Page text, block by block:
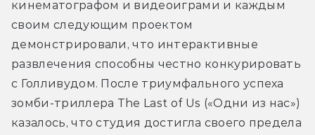
кинематографом и видеоиграми и каждым
своим следующим проектом
демонстрировали, что интерактивные
развлечения способны честно конкурировать
с Голливудом. После триумфального успеха
зомби-триллера The Last of Us («Одни из нас»)
казалось, что студия достигла своего предела